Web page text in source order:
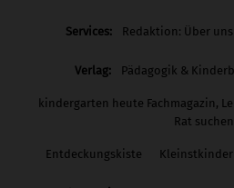
Services: Redaktion: Über uns
Verlag: Pädagogik &
kindergarten heute Fachmagazin,
Rat suchen
Entdeckungskiste Kleinstkinder